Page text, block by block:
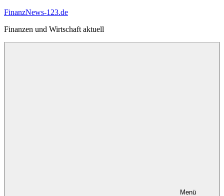
Zum
springen
FinanzNews-123.de
Finanzen und Wirtschaft aktuell
Menü